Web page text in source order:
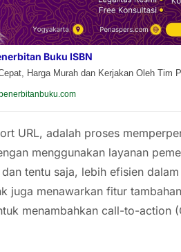
Buku ISBN
Harga Murah dan Kerjakan Oleh Tim
URL, adalah proses
menggunakan layanan
tentu saja, lebih efisien
juga menawarkan fitur
menambahkan call-to-action